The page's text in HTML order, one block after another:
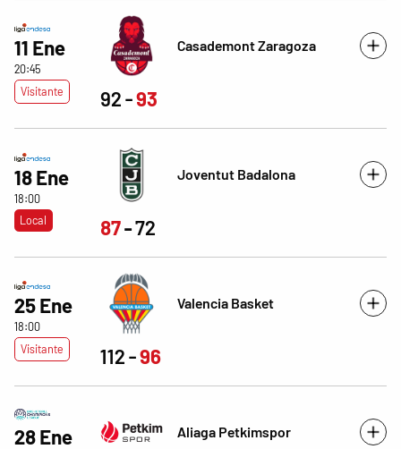
11 Ene
20:45
Visitante
Casademont Zaragoza
92 93
18 Ene
18:00
Local
Joventut Badalona
87 72
25 Ene
18:00
Visitante
Valencia Basket
112 96
28 Ene Aliaga Petkimspor